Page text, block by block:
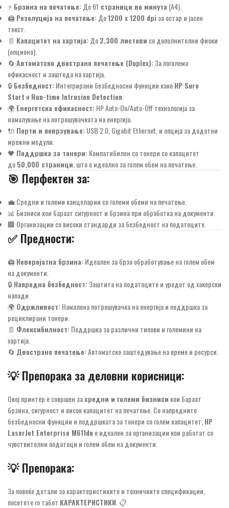
⚡ Брзина на печатење: До 61 страници во минута (A4).
🖨️ Резолуција на печатење: До1200 x 1200 dpi за остар и јасен
текст.
📄 Капацитет на хартија: До2,300 листови со дополнителни фиоки
(опционо).
🔄Автоматско двострано печатење (Duplex): За поголема
ефикасност и заштеда на хартија.
🔒Безбедност: Интегрирани безбедносни функции какоHP Sure
Start и Run-time Intrusion Detection
🌍 Енергетска ефикасност: HP Auto-On/Auto-Off технологија за
намалување на потрошувачката на енергија.
🔌 Порти и поврзување: USB 2.0, Gigabit Ethernet, и опција за додатни
мрежни модули.
🖤 Поддршка за тонери: Компатибилен со тонери со капацитет
до50,000 страници , што е идеално за голем обем на печатење.
🎯 Перфектен за:
💼 Средни и големи канцеларии со големи обеми на печатење.
📊 Бизниси кои бараат сигурност и брзина при обработка на документи.
🏢 Организации со високи стандарди за безбедност на податоците.
✅ Предности:
🖨️ Неверојатна брзина: Идеален за брзо обработување на голем обем
на документи.
🔒Напредна безбедност: Заштита на податоците и уредот од хакерски
напади.
🌍 Одржливост: Намалена потрошувачка на енергија и поддршка за
рециклирани тонери.
📄 Флексибилност: Поддршка за различни типови и големини на
хартија.
🔄 Двострано печатење:Автоматско заштедување на време и ресурси.
💡Препорака за деловни корисници:
Овој принтер е совршен засредни и големи бизниси кои бараат
брзина, сигурност и висок капацитет на печатење. Со напредните
безбедносни функции и поддршката за тонери со голем капацитет, HP
LaserJet Enterprise M611dn е идеален за организации кои работат со
чувствителни податоци и голем обем на документи.
💡Препорака:
За повеќе детали за карактеристиките и техничките спецификации,
посетете го табот КАРАКТЕРИСТИКИ . 📋